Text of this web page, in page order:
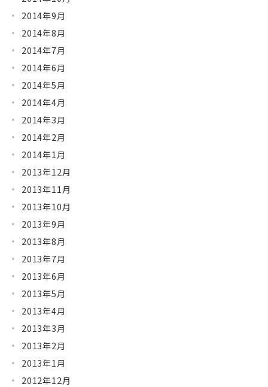
2014年9月
2014年8月
2014年7月
2014年6月
2014年5月
2014年4月
2014年3月
2014年2月
2014年1月
2013年12月
2013年11月
2013年10月
2013年9月
2013年8月
2013年7月
2013年6月
2013年5月
2013年4月
2013年3月
2013年2月
2013年1月
2012年12月